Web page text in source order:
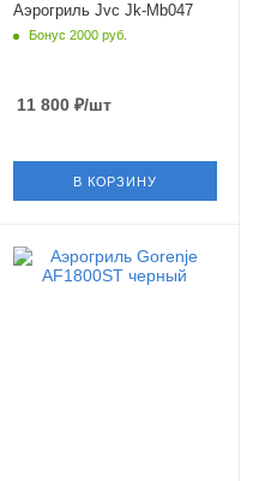
Аэрогриль Jvc Jk-Mb047
Бонус 2000 руб.
11 800₽/шт
В КОРЗИНУ